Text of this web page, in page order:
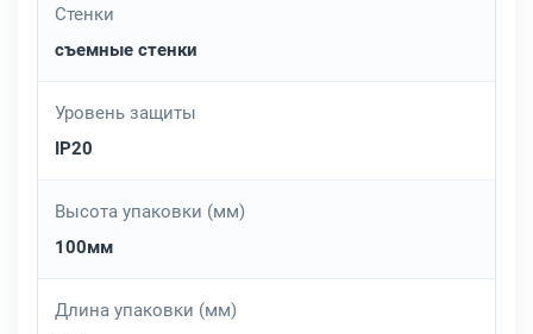
Стенки
съемные стенки
Уровень защиты
IP20
Высота упаковки (мм)
100мм
Длина упаковки (мм)